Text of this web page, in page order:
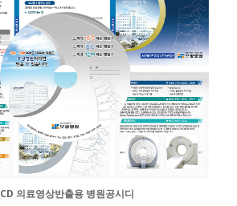
CD 의료영상반출용 병원공시디